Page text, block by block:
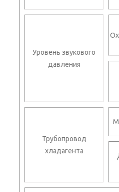
Уровень звукового
давления
Трубопровод
хладагента